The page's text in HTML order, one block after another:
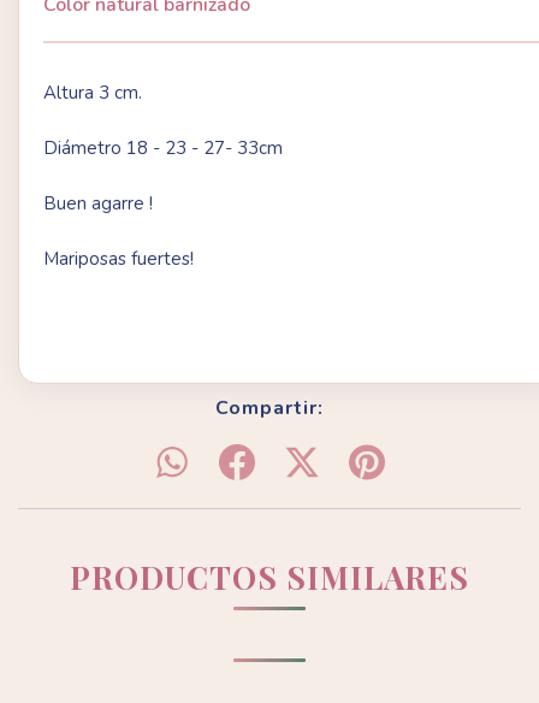
Altura 3 cm.
Diámetro 18 - 23 - 27- 33cm
Buen agarre !
Mariposas fuertes!
Compartir:
PRODUCTOS SIMILARES